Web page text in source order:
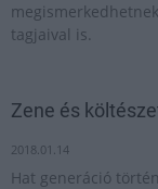
tagjaival is.
Zene és
2018.01.14
Hat generáció